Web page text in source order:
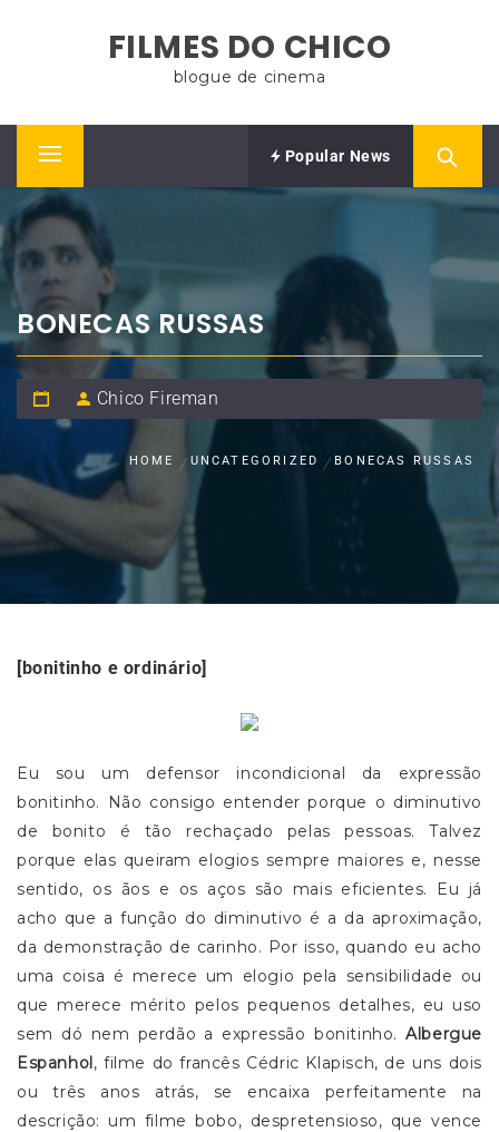
FILMES DO CHICO
blogue de cinema
Primary
Menu
Popular News
BONECAS RUSSAS
Chico Fireman
HOME UNCATEGORIZED BONECAS RUSSAS
[bonitinho e ordinário]
Eu sou um defensor incondicional da expressão
bonitinho. Não consigo entender porque o diminutivo
de bonito é tão rechaçado pelas pessoas. Talvez
porque elas queiram elogios sempre maiores e, nesse
sentido, os ãos e os aços são mais eficientes. Eu já
acho que a função do diminutivo é a da aproximação,
da demonstração de carinho. Por isso, quando eu acho
uma coisa é merece um elogio pela sensibilidade ou
que merece mérito pelos pequenos detalhes, eu uso
sem dó nem perdão a expressão bonitinho.Albergue
Espanhol, filme do francês Cédric Klapisch, de uns dois
ou três anos atrás, se encaixa perfeitamente na
descrição: um filme bobo, despretensioso, que vence